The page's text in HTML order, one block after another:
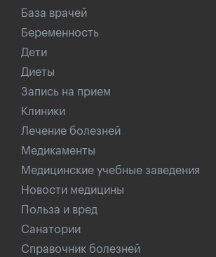
База врачей
Беременность
Дети
Диеты
Запись на прием
Клиники
Лечение болезней
Медикаменты
Медицинские учебные заведения
Новости медицины
Польза и вред
Санатории
Справочник болезней